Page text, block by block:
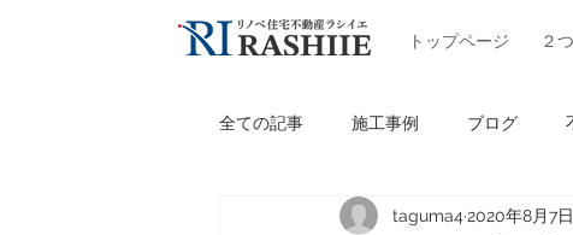
トップページ ２
全ての記事 施工事例 ブログ
taguma4 2020年8月7日